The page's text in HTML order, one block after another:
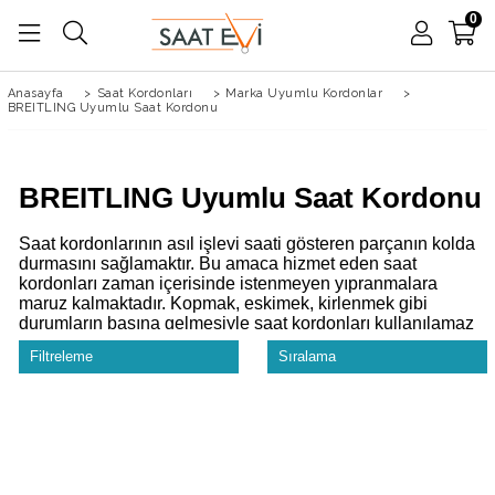
0
Anasayfa > Saat Kordonları > Marka Uyumlu Kordonlar
>
BREITLING Uyumlu Saat Kordonu
BREITLING Uyumlu Saat Kordonu
Saat kordonlarının asıl işlevi saati gösteren parçanın kolda
durmasını sağlamaktır. Bu amaca hizmet eden saat
kordonları zaman içerisinde istenmeyen yıpranmalara
maruz kalmaktadır. Kopmak, eskimek, kirlenmek gibi
durumların başına gelmesiyle saat kordonları kullanılamaz
hal alabilmektedir. Saat kordonlarını değiştirmek ve
güzelleştirmek isteyen kullanıcılar, sitemizde çok farklı
Filtreleme Sıralama